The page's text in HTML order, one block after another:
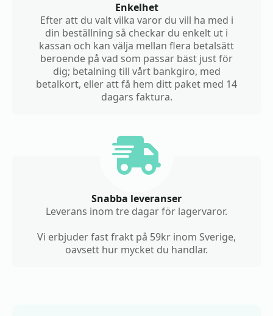
Enkelhet
Efter att du valt vilka varor du vill ha med i
din beställning så checkar du enkelt ut i
kassan och kan välja mellan flera betalsätt
beroende på vad som passar bäst just för
dig; betalning till vårt bankgiro, med
betalkort, eller att få hem ditt paket med 14
dagars faktura.
Snabba leveranser
Leverans inom tre dagar för lagervaror.
Vi erbjuder fast frakt på 59kr inom Sverige,
oavsett hur mycket du handlar.